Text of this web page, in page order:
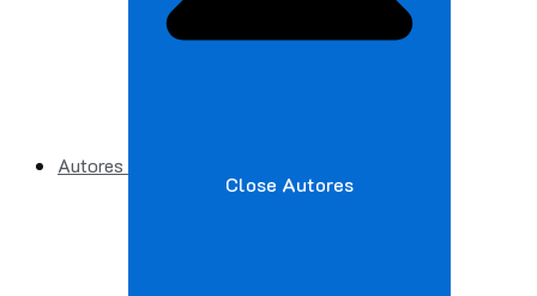
Autores
Close Autores